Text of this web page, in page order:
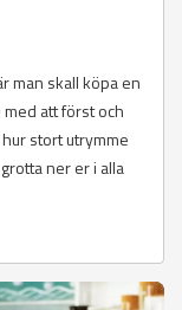
man skall köpa en
att först och
stort utrymme
ner er i alla